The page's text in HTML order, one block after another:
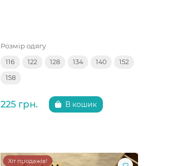
Розмір одягу
116 122 128 134 140 152
158
225 грн. В кошик
Хіт продажів!